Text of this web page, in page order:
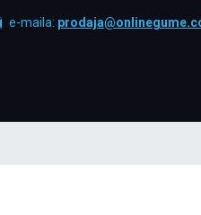
e-maila: